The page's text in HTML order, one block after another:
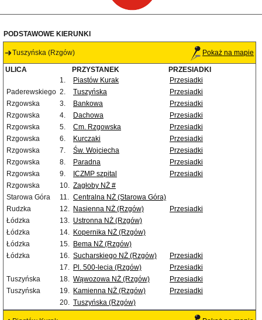
PODSTAWOWE KIERUNKI
Tuszyńska (Rzgów) Pokaż na mapie
ULICA PRZYSTANEK
PRZESIADKI
1.
Piastów Kurak
Przesiadki
Paderewskiego 2. Tuszyńska
Przesiadki
Rzgowska
3. Bankowa
Przesiadki
Rzgowska
4. Dachowa
Przesiadki
Rzgowska
5. Cm. Rzgowska
Przesiadki
Rzgowska
6. Kurczaki
Przesiadki
Rzgowska
7. Św. Wojciecha
Przesiadki
Rzgowska
8. Paradna
Przesiadki
Rzgowska
9. ICZMP szpital
Przesiadki
Rzgowska
10. Zagłoby NŻ #
Starowa Góra
11. Centralna NŻ (Starowa Góra)
Rudzka
12. Nasienna NŻ (Rzgów)
Przesiadki
Łódzka
13. Ustronna NŻ (Rzgów)
Łódzka
14. Kopernika NŻ (Rzgów)
Łódzka
15. Bema NŻ (Rzgów)
Łódzka
16. Sucharskiego NŻ (Rzgów)
Przesiadki
17. Pl. 500-lecia (Rzgów)
Przesiadki
Tuszyńska
18. Wąwozowa NŻ (Rzgów)
Przesiadki
Tuszyńska
19. Kamienna NŻ (Rzgów)
Przesiadki
20. Tuszyńska (Rzgów)